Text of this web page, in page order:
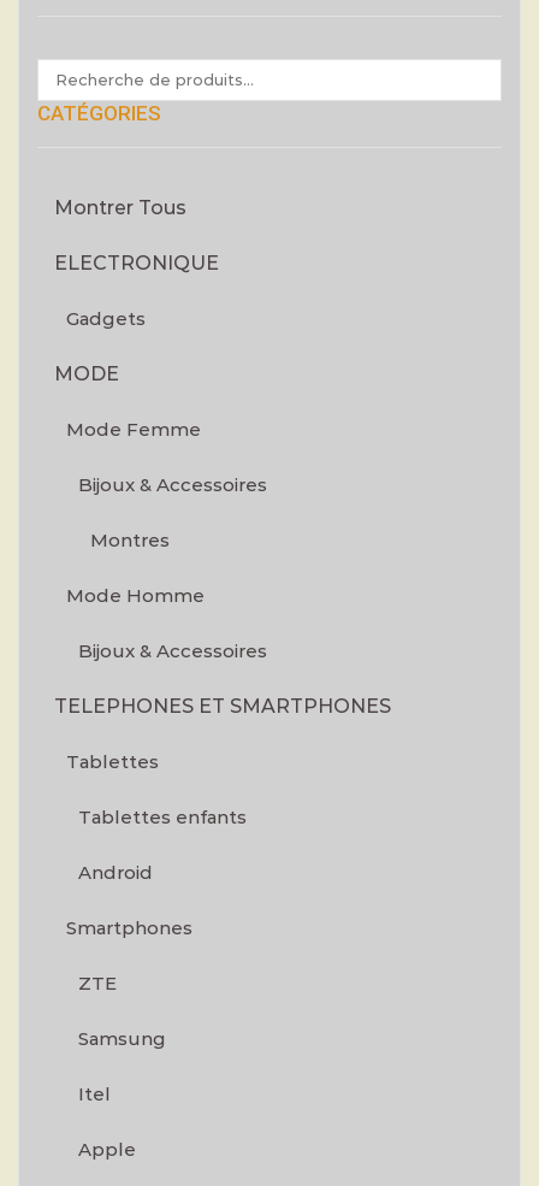
CATÉGORIES
Montrer Tous
ELECTRONIQUE
Gadgets
MODE
Mode Femme
Bijoux & Accessoires
Montres
Mode Homme
Bijoux & Accessoires
TELEPHONES ET SMARTPHONES
Tablettes
Tablettes enfants
Android
Smartphones
ZTE
Samsung
Itel
Apple